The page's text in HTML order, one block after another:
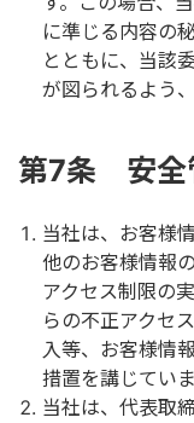
に準じる内容の
とともに、当該
が図られるよう
第7条 安全
当社は、お客様
他のお客様情報
アクセス制限の
らの不正アクセ
入等、お客様情
措置を講じていま
当社は、代表取